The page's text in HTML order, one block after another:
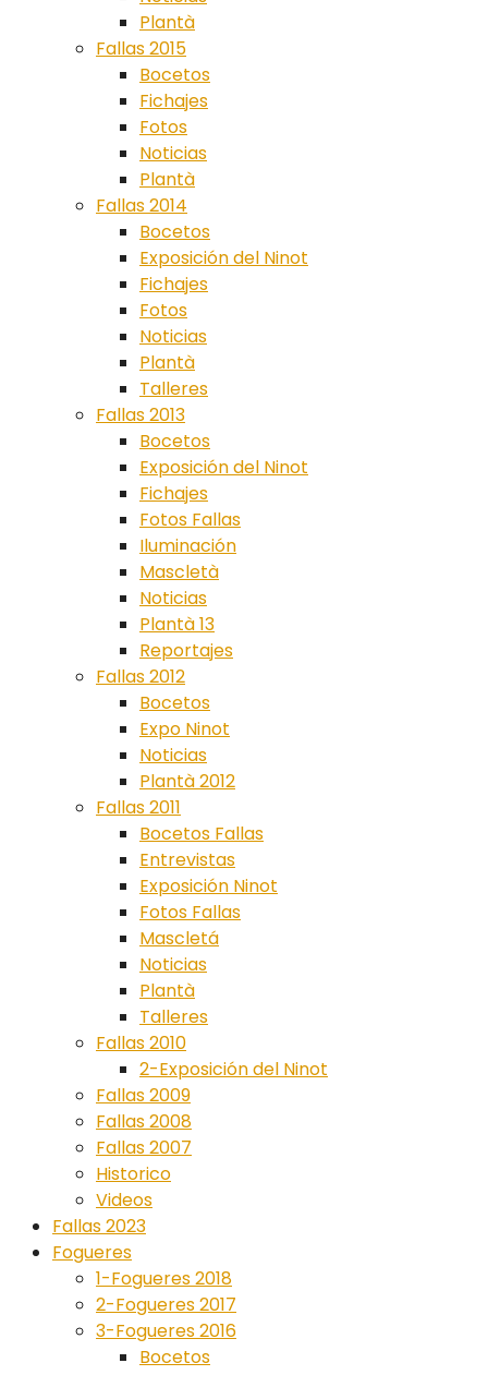
Plantà
Fallas 2015
Bocetos
Fichajes
Fotos
Noticias
Plantà
Fallas 2014
Bocetos
Exposición del Ninot
Fichajes
Fotos
Noticias
Plantà
Talleres
Fallas 2013
Bocetos
Exposición del Ninot
Fichajes
Fotos Fallas
Iluminación
Mascletà
Noticias
Plantà 13
Reportajes
Fallas 2012
Bocetos
Expo Ninot
Noticias
Plantà 2012
Fallas 2011
Bocetos Fallas
Entrevistas
Exposición Ninot
Fotos Fallas
Mascletá
Noticias
Plantà
Talleres
Fallas 2010
2-Exposición del Ninot
Fallas 2009
Fallas 2008
Fallas 2007
Historico
Videos
Fallas 2023
Fogueres
1-Fogueres 2018
2-Fogueres 2017
3-Fogueres 2016
Bocetos